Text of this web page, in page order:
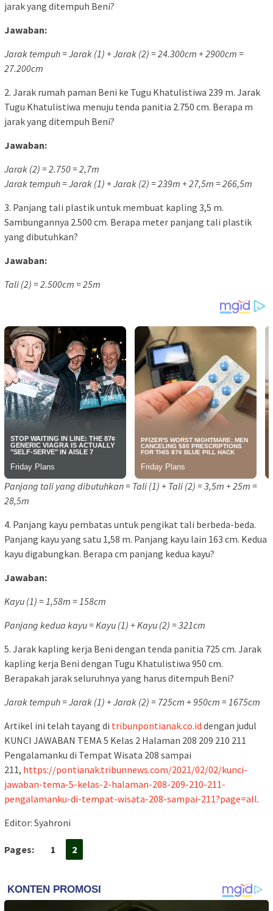
jarak yang ditempuh Beni?
Jawaban:
Jarak tempuh = Jarak (1) + Jarak (2) = 24.300cm + 2900cm =
27.200cm
2. Jarak rumah paman Beni ke Tugu Khatulistiwa 239 m. Jarak
Tugu Khatulistiwa menuju tenda panitia 2.750 cm. Berapa m
jarak yang ditempuh Beni?
Jawaban:
Jarak (2) = 2.750 = 2,7m
Jarak tempuh = Jarak (1) + Jarak (2) = 239m + 27,5m = 266,5m
3. Panjang tali plastik untuk membuat kapling 3,5 m.
Sambungannya 2.500 cm. Berapa meter panjang tali plastik
yang dibutuhkan?
Jawaban:
Tali (2) = 2.500cm = 25m
Panjang tali yang dibutuhkan = Tali (1) + Tali (2) = 3,5m + 25m =
28,5m
4. Panjang kayu pembatas untuk pengikat tali berbeda-beda.
Panjang kayu yang satu 1,58 m. Panjang kayu lain 163 cm. Kedua
kayu digabungkan. Berapa cm panjang kedua kayu?
Jawaban:
Kayu (1) = 1,58m = 158cm
Panjang kedua kayu = Kayu (1) + Kayu (2) = 321cm
5. Jarak kapling kerja Beni dengan tenda panitia 725 cm. Jarak
kapling kerja Beni dengan Tugu Khatulistiwa 950 cm.
Berapakah jarak seluruhnya yang harus ditempuh Beni?
Jarak tempuh = Jarak (1) + Jarak (2) = 725cm + 950cm = 1675cm
Artikel ini telah tayang di tribunpontianak.co.id dengan judul
KUNCI JAWABAN TEMA 5 Kelas 2 Halaman 208 209 210 211
Pengalamanku di Tempat Wisata 208 sampai
211, https://pontianak.tribunnews.com/2021/02/02/kunci-
jawaban-tema-5-kelas-2-halaman-208-209-210-211-
pengalamanku-di-tempat-wisata-208-sampai-211?page=all.
Editor: Syahroni
Pages: 1 2